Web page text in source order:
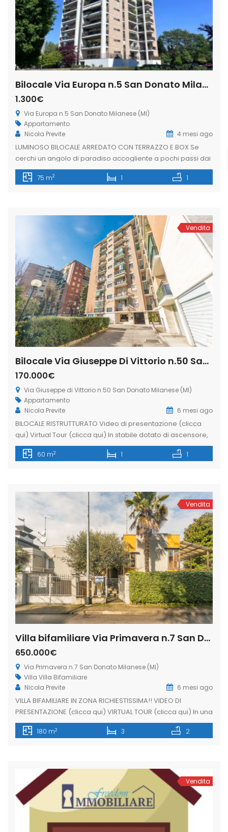
Bilocale Via Europa n.5 San Donato Milanese (Rif. SDIFN104)
1.300€
Via Europa n.5 San Donato Milanese (MI)
Appartamento
Nicola Previte
4 mesi ago
LUMINOSO BILOCALE ARREDATO CON TERRAZZO E BOX Se
cerchi un angolo di paradiso accogliente a pochi passi dai
poli ENI, Unipol, Cerved e dal Policlinico, questo
appartamento è la soluzione ideale. Situato in una delle
che […]
75 m2 1 1
Vendita
Bilocale Via Giuseppe Di Vittorio n.50 San Donato Milanese (Rif. SDIFN99)
170.000€
Via Giuseppe di Vittorio n.50 San Donato Milanese (MI)
Appartamento
Nicola Previte
6 mesi ago
BILOCALE RISTRUTTURATO Video di presentazione (clicca
qui) Virtual Tour (clicca qui) In stabile dotato di ascensore,
proponiamo BILOCALE di 60 mq ca. posto al 4° piano
COMPLETAMENTE RISTRUTTURATO, composto da un comodo
ripostiglio (attualmente adibito a cameretta/studio) e vano
solaio. […]
60 m2 1 1
Vendita
Villa bifamiliare Via Primavera n.7 San Donato Milanese (Rif. SDIFN98)
650.000€
Via Primavera n.7 San Donato Milanese (MI)
Villa Villa Bifamiliare
Nicola Previte
6 mesi ago
VILLA BIFAMILIARE IN ZONA RICHIESTISSIMA!! VIDEO DI
PRESENTAZIONE (clicca qui) VIRTUAL TOUR (clicca qui) In una
delle zone residenziali più esclusive di San Donato M.se,
ben collegata con i mezzi a Milano, proponiamo porzione
180 m2 3 2
Vendita